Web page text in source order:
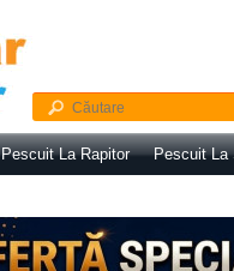
Pescuit La Rapitor Pescuit La